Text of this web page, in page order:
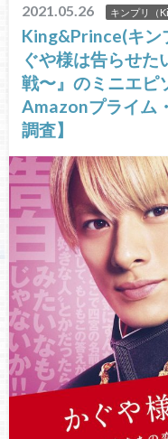
2021.05.26 キンプリ（
King&Prince(キン
ぐや様は告らせた
戦〜』のミニエピ
Amazonプライム
調査】